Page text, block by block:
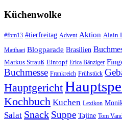
Küchenwolke
#fbm13 #tierfreitag Advent Aktion Alain
Matthaei Blogparade Brasilien
Markus Strauß Eintopf Erica Bänziger
Buchmesse Frankreich Frühstück
Hauptgericht
Kochbuch Kuchen Lexikon
Salat Snack Suppe Tajine Tom